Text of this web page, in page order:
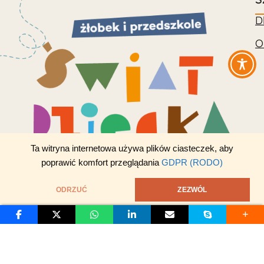
Ta witryna internetowa używa plików ciasteczek, aby
poprawić komfort przeglądania GDPR (RODO)
ODRZUĆ ZEZWÓL